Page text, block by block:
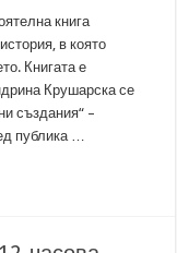
книга
в която
Книгата е
Крушарска се
създания“ –
публика …